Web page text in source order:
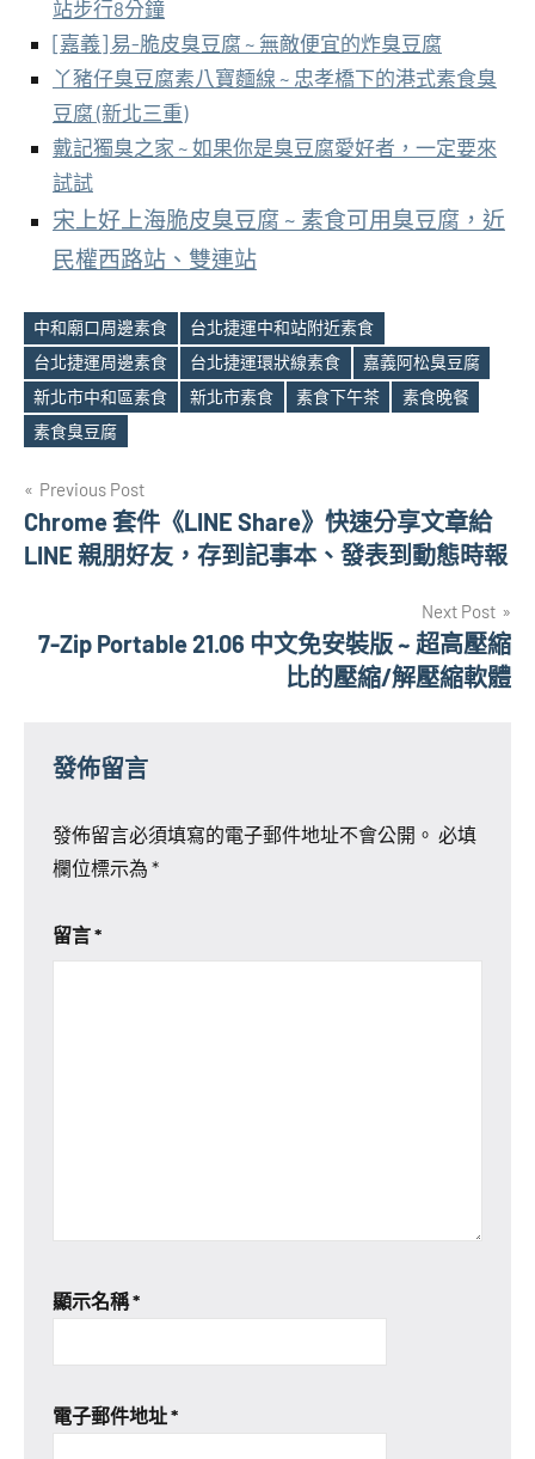
站步行8分鐘
[嘉義] 易-脆皮臭豆腐 ~ 無敵便宜的炸臭豆腐
丫豬仔臭豆腐素八寶麵線 ~ 忠孝橋下的港式素食臭
豆腐 (新北三重)
戴記獨臭之家 ~ 如果你是臭豆腐愛好者，一定要來
試試
宋上好上海脆皮臭豆腐 ~ 素食可用臭豆腐，近
民權西路站、雙連站
Tags
中和廟口周邊素食
台北捷運中和站附近素食
台北捷運周邊素食
台北捷運環狀線素食
嘉義阿松臭豆腐
新北市中和區素食
新北市素食 素食下午茶
素食晚餐
素食臭豆腐
文
章
覽
Previous Post
Chrome 套件《LINE Share》快速分享文章給
LINE 親朋好友，存到記事本、發表到動態時報
Next Post
7-Zip Portable 21.06 中文免安裝版 ~ 超高壓縮
比的壓縮/解壓縮軟體
發佈留言
發佈留言必須填寫的電子郵件地址不會公開。 必填
欄位標示為 *
留言*
顯示名稱*
電子郵件地址*